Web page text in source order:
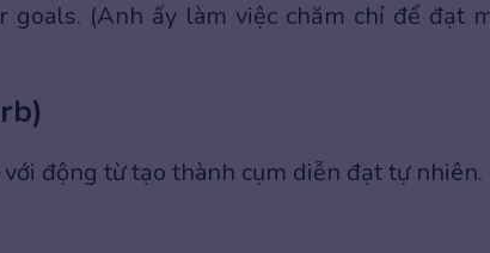
goals. (Anh ấy làm việc chăm chỉ để đạt
động từ tạo thành cụm diễn đạt tự nhiên.